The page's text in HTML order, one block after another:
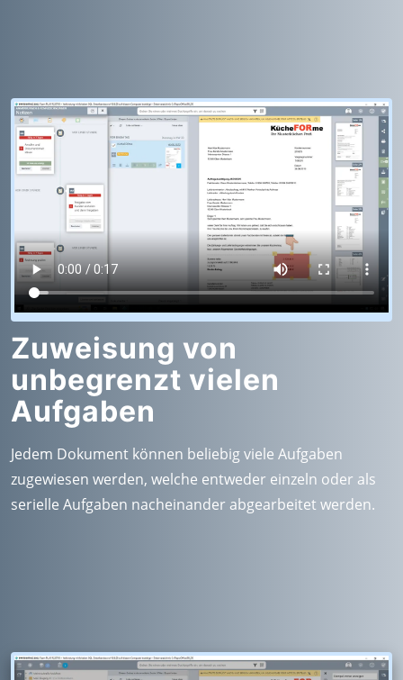
Zuweisung von
unbegrenzt vielen
Aufgaben
Jedem Dokument können beliebig viele Aufgaben
zugewiesen werden, welche entweder einzeln oder als
serielle Aufgaben nacheinander abgearbeitet werden.